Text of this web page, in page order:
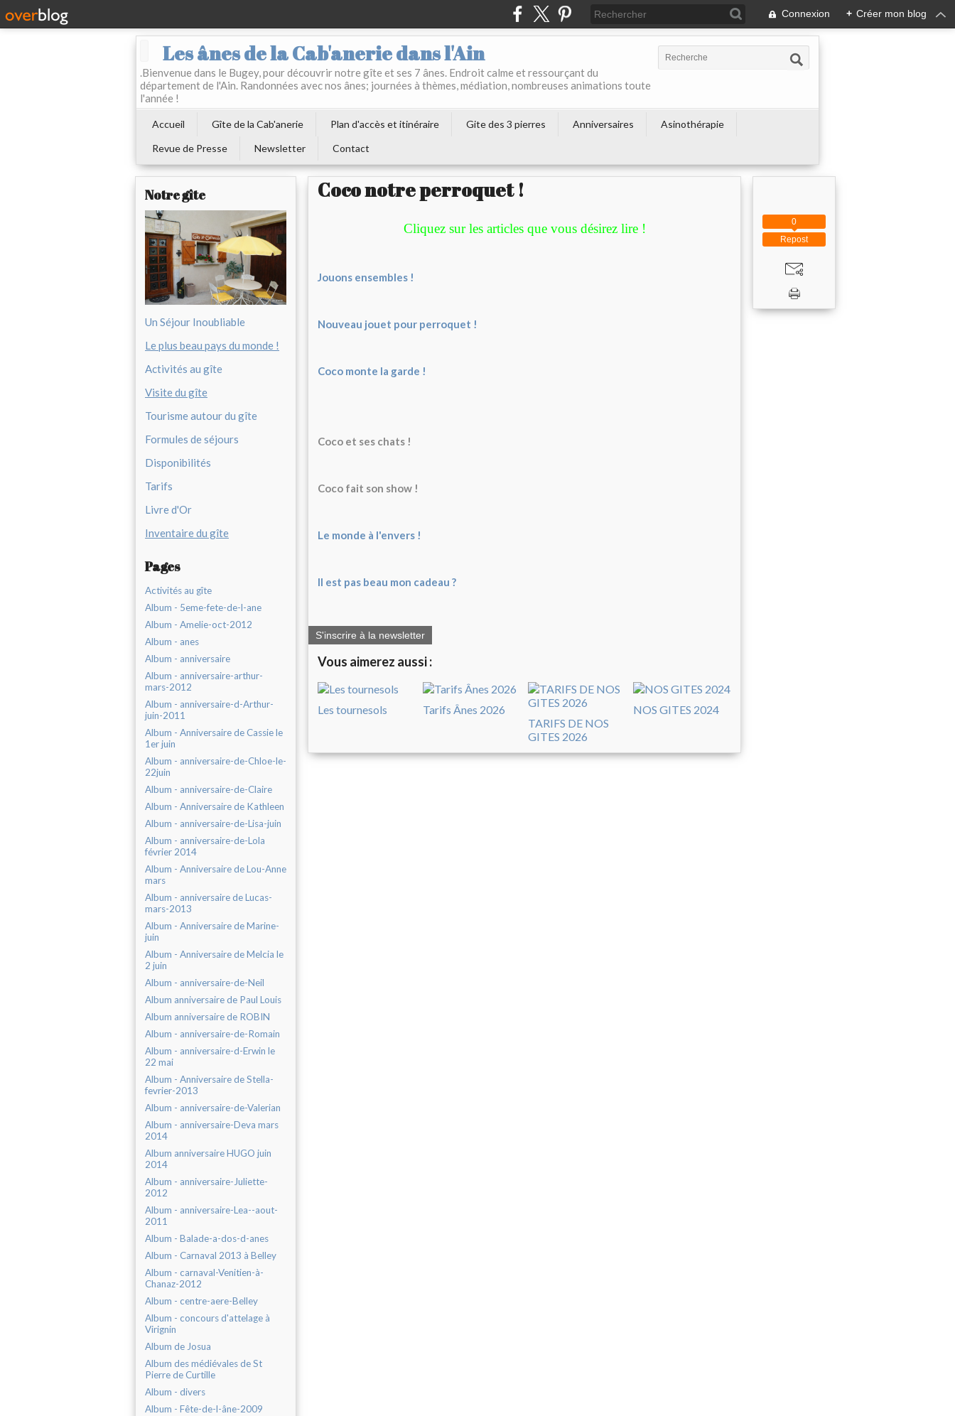
Connexion + Créer mon blog
Les ânes de la Cab'anerie dans l'Ain
.Bienvenue dans le Bugey, pour découvrir notre gîte et ses 7 ânes. Endroit calme et ressourçant du
département de l'Ain. Randonnées avec nos ânes; journées à thèmes, médiation, nombreuses animations toute
l'année !
Accueil Gîte de la Cab'anerie Plan d'accès et itinéraire Gite des 3 pierres Anniversaires
Asinothérapie
Revue de Presse
Newsletter Contact
Notre gîte
Un Séjour Inoubliable
Le plus beau pays du monde !
Activités au gîte
Visite du gîte
Tourisme autour du gîte
Formules de séjours
Disponibilités
Tarifs
Livre d'Or
Inventaire du gîte
Pages
Activités au gîte
Album - 5eme-fete-de-l-ane
Album - Amelie-oct-2012
Album - anes
Album - anniversaire
Album - anniversaire-arthur-
mars-2012
Album - anniversaire-d-Arthur-
juin-2011
Album - Anniversaire de Cassie le
1er juin
Album - anniversaire-de-Chloe-le-
22juin
Album - anniversaire-de-Claire
Album - Anniversaire de Kathleen
Album - anniversaire-de-Lisa-juin
Album - anniversaire-de-Lola
février 2014
Album - Anniversaire de Lou-Anne
mars
Album - anniversaire de Lucas-
mars-2013
Album - Anniversaire de Marine-
juin
Album - Anniversaire de Melcia le
2 juin
Album - anniversaire-de-Neil
Album anniversaire de Paul Louis
Album anniversaire de ROBIN
Album - anniversaire-de-Romain
Album - anniversaire-d-Erwin le
22 mai
Album - Anniversaire de Stella-
fevrier-2013
Album - anniversaire-de-Valerian
Album - anniversaire-Deva mars
2014
Album anniversaire HUGO juin
2014
Album - anniversaire-Juliette-
2012
Album - anniversaire-Lea--aout-
2011
Album - Balade-a-dos-d-anes
Album - Carnaval 2013 à Belley
Album - carnaval-Venitien-à-
Chanaz-2012
Album - centre-aere-Belley
Album - concours d'attelage à
Virignin
Album de Josua
Album des médiévales de St
Pierre de Curtille
Album - divers
Album - Fête-de-l-âne-2009
Coco notre perroquet !
Cliquez sur les articles que vous désirez lire !
Jouons ensembles !
Nouveau jouet pour perroquet !
Coco monte la garde !
Coco et ses chats !
Coco fait son show !
Le monde à l'envers !
Il est pas beau mon cadeau ?
S'inscrire à la newsletter
Vous aimerez aussi :
Les tournesols
Tarifs Ânes 2026
TARIFS DE NOS
GITES 2026
NOS GITES 2024
Repost
0